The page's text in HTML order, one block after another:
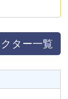
ター一覧